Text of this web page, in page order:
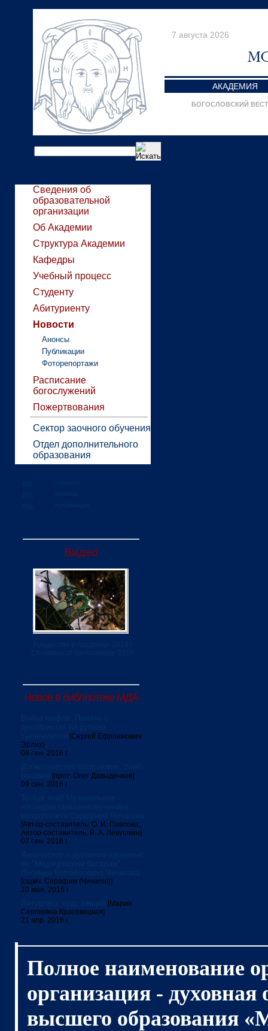
7 августа 2026
АКАДЕМИЯ
БОГОСЛОВСКИЙ
Сведения об
образовательной
организации
Об Академии
Структура Академии
Кафедры
Учебный процесс
Студенту
Абитуриенту
Новости
Анонсы
Публикации
Фоторепортажи
Расписание
богослужений
Пожертвования
Сектор заочного обучения
Отдел дополнительного
образования
Видео
Новое в библиотеке МДА
[Сергей Ефроимович
Эрлих]
09 сен. 2016 г.
[прот. Олег Давыденков]
09 сен. 2016 г.
[Автор-составитель: О. И. Павлова;
Автор-составитель: В. А. Левушкин]
07 сен. 2016 г.
[сщмч. Серафим (Чичагов)]
10 мая. 2016 г.
[Мария
Сергеевна Красовицкая]
21 апр. 2016 г.
Полное наименование
организация - духовная
высшего образования